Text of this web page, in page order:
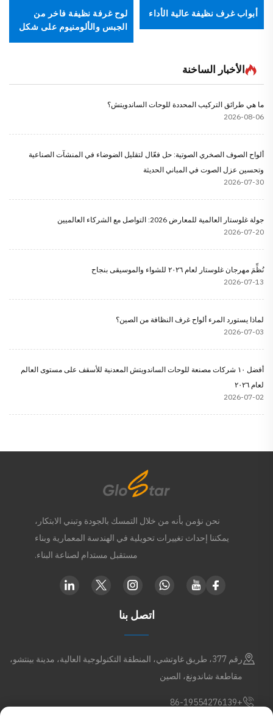
أبواب غرف نظيفة عالية الأداء
لوح غرفة نظيفة فاخر من
الجبس والألومنيوم على شكل
خلية نحل
الأخبار الساخنة
ما هي طرائق التركيب المحددة للوحات الساندويتش؟
2026-08-06
ألواح الصوف الصخري الصوتية: حل فعّال لتقليل الضوضاء في المنشآت الصناعية
وتحسين عزل الصوت في المباني الحديثة
2026-07-30
جولة غلوستار العالمية للمعارض 2026: التواصل مع الشركاء العالميين
2026-07-20
نُظِّمَ مهرجان غلوستار لعام ٢٠٢٦ للشواء والموسيقى بنجاح
2026-07-13
لماذا يستورد المرء ألواح غرف النظافة من الصين؟
2026-07-03
أفضل ١٠ شركات مصنعة للوحات الساندويتش المعدنية للأسقف على مستوى العالم
لعام ٢٠٢٦
2026-07-02
نحن نؤمن بأنه من خلال التمسك بالجودة وتبني الابتكار،
يمكننا إحداث تغييرات تحويلية في الهندسة المعمارية وبناء
مستقبل مستدام لصناعة البناء.
اتصل بنا
رقم 377، طريق غاوتشي، المنطقة التكنولوجية العالية، مدينة بينتشو،
مقاطعة شاندونغ، الصين
+86-19554276139